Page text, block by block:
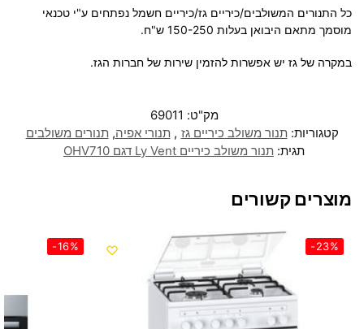
כל התנורים המשולבים/כיריים גז/כיריים חשמל נפתחים ע"י טכנאי
מוסמך מתאם היבואן בעלות 150-250 ש"ח.
במקרה של גז יש אפשרות להזמין שירות של חברות הגז.
מק"ט: 69011
קטגוריות:תנור משולב כיריים גז ,תנורי אפיה,תנורים משולבים
תגית: תנור משולב כיריים Ly Vent דגם OHV710
מוצרים קשורים
-23%
-16%